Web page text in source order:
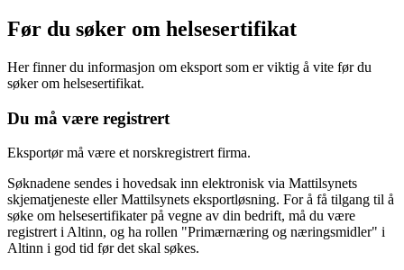
Før du søker om helsesertifikat
Her finner du informasjon om eksport som er viktig å vite før du
søker om helsesertifikat.
Du må være registrert
Eksportør må være et norskregistrert firma.
Søknadene sendes i hovedsak inn elektronisk via Mattilsynets
skjematjeneste eller Mattilsynets eksportløsning. For å få tilgang til å
søke om helsesertifikater på vegne av din bedrift, må du være
registrert i Altinn, og ha rollen "Primærnæring og næringsmidler" i
Altinn i god tid før det skal søkes.